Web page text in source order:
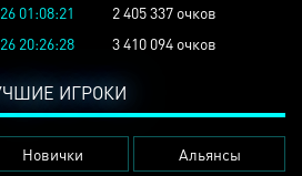
01:08:21
2 405 337 очков
20:26:28 3 410 094 очков
ИГРОКИ
Новички Альянсы